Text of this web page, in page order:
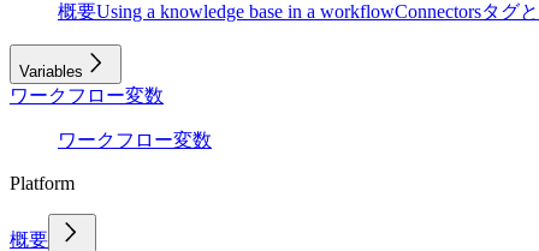
概要Using a knowledge base in a workflowConnectorsタグ
Variables
ワークフロー変数
ワークフロー変数
Platform
概要